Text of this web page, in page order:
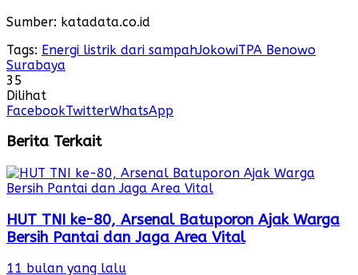
Sumber: katadata.co.id
Tags: Energi listrik dari sampahJokowiTPA Benowo
Surabaya
35
Dilihat
FacebookTwitterWhatsApp
Berita Terkait
HUT TNI ke-80, Arsenal Batuporon Ajak Warga
Bersih Pantai dan Jaga Area Vital
11 bulan yang lalu